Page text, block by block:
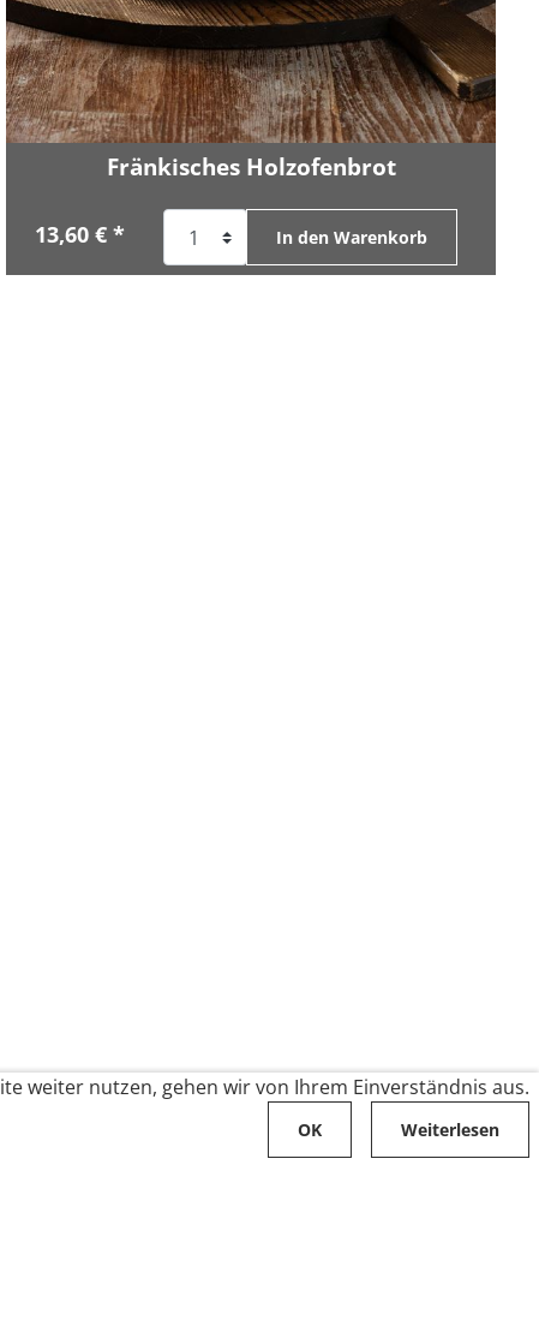
Fränkisches Holzofenbrot
13,60 € * In den Warenkorb
weiter nutzen, gehen wir von Ihrem Einverständnis aus.
OK Weiterlesen